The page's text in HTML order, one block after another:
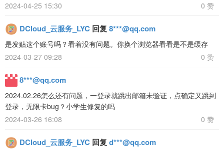
2024-04-25 15:30 0 赞
DCloud_云服务_LYC 回复 8***@qq.com
是发贴这个账号吗？看着没有问题。你换个浏览器看看是不是缓存
2024-03-27 09:28
0 赞
8***@qq.com
2024.02.26怎么还有问题，一登录就跳出邮箱未验证，点确定又跳到
登录，无限卡bug？小学生修复的吗
2024-03-26 16:08
0 赞
DCloud_云服务_LYC 回复 d***@qq.com